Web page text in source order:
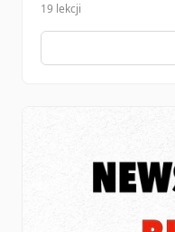
19 lekcji